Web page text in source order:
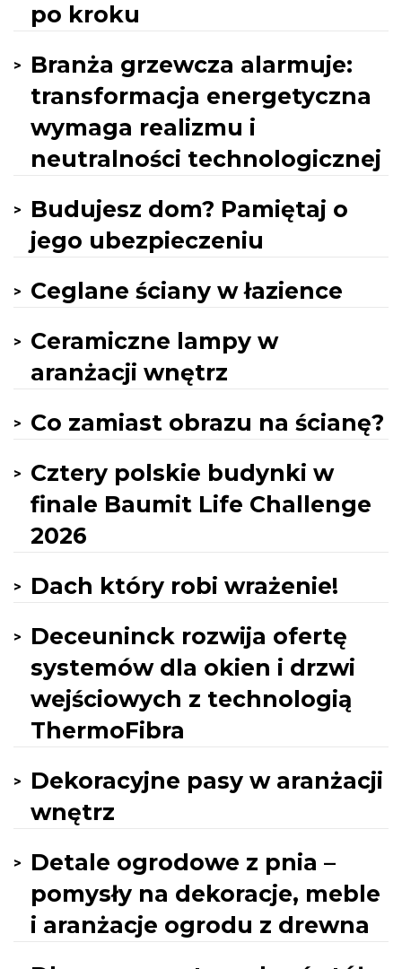
po kroku
Branża grzewcza alarmuje:
transformacja energetyczna
wymaga realizmu i
neutralności technologicznej
Budujesz dom? Pamiętaj o
jego ubezpieczeniu
Ceglane ściany w łazience
Ceramiczne lampy w
aranżacji wnętrz
Co zamiast obrazu na ścianę?
Cztery polskie budynki w
finale Baumit Life Challenge
2026
Dach który robi wrażenie!
Deceuninck rozwija ofertę
systemów dla okien i drzwi
wejściowych z technologią
ThermoFibra
Dekoracyjne pasy w aranżacji
wnętrz
Detale ogrodowe z pnia –
pomysły na dekoracje, meble
i aranżacje ogrodu z drewna